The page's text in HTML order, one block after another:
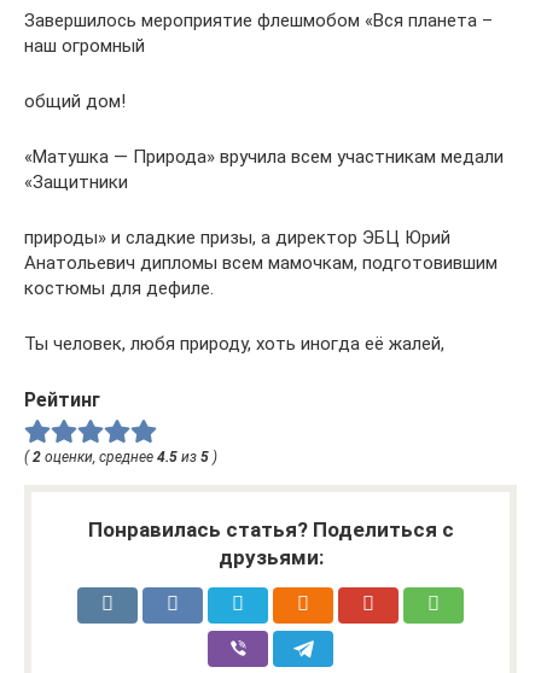
Завершилось мероприятие флешмобом «Вся планета –
наш огромный
общий дом!
«Матушка — Природа» вручила всем участникам медали
«Защитники
природы» и сладкие призы, а директор ЭБЦ Юрий
Анатольевич дипломы всем мамочкам, подготовившим
костюмы для дефиле.
Ты человек, любя природу, хоть иногда её жалей,
Рейтинг
(2 оценки, среднее 4.5 из 5 )
Понравилась статья? Поделиться с
друзьями: